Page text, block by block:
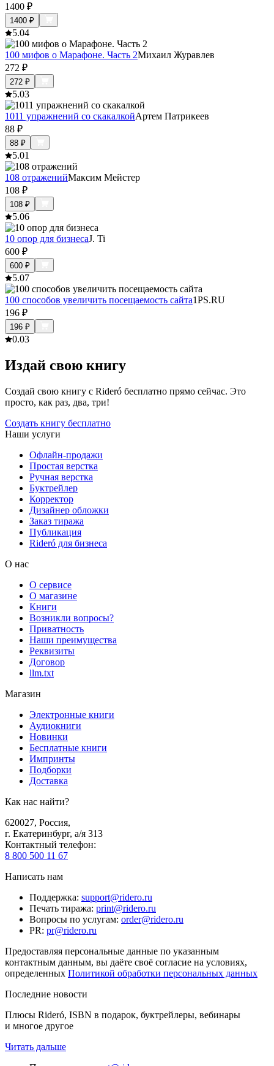
1400 ₽
1400 ₽
5.04
100 мифов о Марафоне. Часть 2Михаил Журавлев
272 ₽
272 ₽
5.03
1011 упражнений со скакалкойАртем Патрикеев
88 ₽
88 ₽
5.01
108 отраженийМаксим Мейстер
108 ₽
108 ₽
5.06
10 опор для бизнесаJ. Ti
600 ₽
600 ₽
5.07
100 способов увеличить посещаемость сайта1PS.RU
196 ₽
196 ₽
0.03
Издай свою книгу
Создай свою книгу с Rideró бесплатно прямо сейчас. Это
просто, как раз, два, три!
Создать книгу бесплатно
Наши услуги
Офлайн-продажи
Простая верстка
Ручная верстка
Буктрейлер
Корректор
Дизайнер обложки
Заказ тиража
Публикация
Rideró для бизнеса
О нас
О сервисе
О магазине
Книги
Возникли вопросы?
Приватность
Наши преимущества
Реквизиты
Договор
llm.txt
Магазин
Электронные книги
Аудиокниги
Новинки
Бесплатные книги
Импринты
Подборки
Доставка
Как нас найти?
620027, Россия,
г. Екатеринбург, а/я 313
Контактный телефон:
8 800 500 11 67
Написать нам
Поддержка: support@ridero.ru
Печать тиража: print@ridero.ru
Вопросы по услугам: order@ridero.ru
PR: pr@ridero.ru
Предоставляя персональные данные по указанным
контактным данным, вы даёте своё согласие на условиях,
определенных Политикой обработки персональных данных
Последние новости
Плюсы Rideró, ISBN в подарок, буктрейлеры, вебинары
и многое другое
Читать дальше